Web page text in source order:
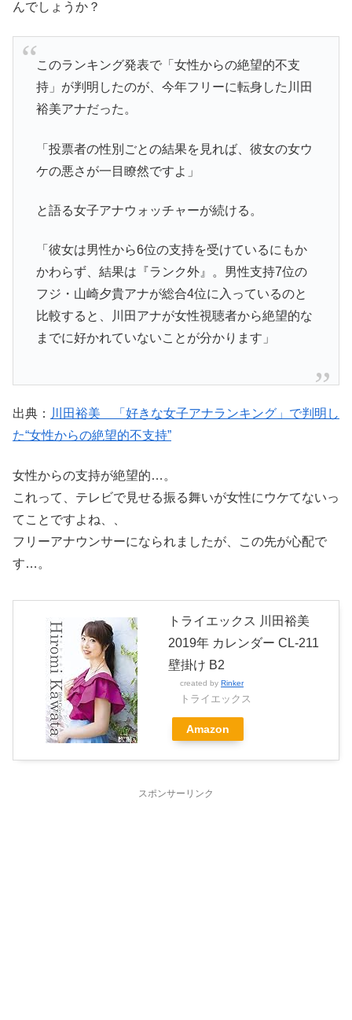
んでしょうか？
このランキング発表で「女性からの絶望的不支
持」が判明したのが、今年フリーに転身した川田
裕美アナだった。
「投票者の性別ごとの結果を見れば、彼女の女ウ
ケの悪さが一目瞭然ですよ」
と語る女子アナウォッチャーが続ける。
「彼女は男性から6位の支持を受けているにもか
かわらず、結果は『ランク外』。男性支持7位の
フジ・山崎夕貴アナが総合4位に入っているのと
比較すると、川田アナが女性視聴者から絶望的な
までに好かれていないことが分かります」
出典： 川田裕美 「好きな女子アナランキング」で判明し
た“女性からの絶望的不支持”
女性からの支持が絶望的…。
これって、テレビで見せる振る舞いが女性にウケてないっ
てことですよね、、
フリーアナウンサーになられましたが、この先が心配で
す…。
トライエックス 川田裕美
2019年 カレンダー CL-211
壁掛け B2
created by Rinker
トライエックス
Amazon
スポンサーリンク